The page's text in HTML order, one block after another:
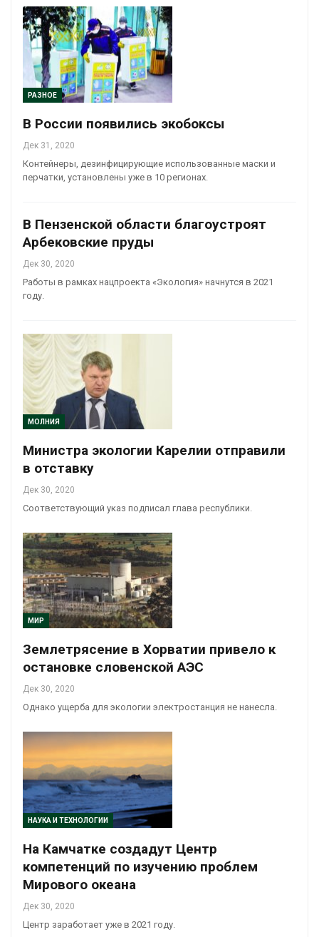
РАЗНОЕ
В России появились экобоксы
Дек 31, 2020
Контейнеры, дезинфицирующие использованные маски и
перчатки, установлены уже в 10 регионах.
В Пензенской области благоустроят
Арбековские пруды
Дек 30, 2020
Работы в рамках нацпроекта «Экология» начнутся в 2021
году.
МОЛНИЯ
Министра экологии Карелии отправили
в отставку
Дек 30, 2020
Соответствующий указ подписал глава республики.
МИР
Землетрясение в Хорватии привело к
остановке словенской АЭС
Дек 30, 2020
Однако ущерба для экологии электростанция не нанесла.
НАУКА И ТЕХНОЛОГИИ
На Камчатке создадут Центр
компетенций по изучению проблем
Мирового океана
Дек 30, 2020
Центр заработает уже в 2021 году.